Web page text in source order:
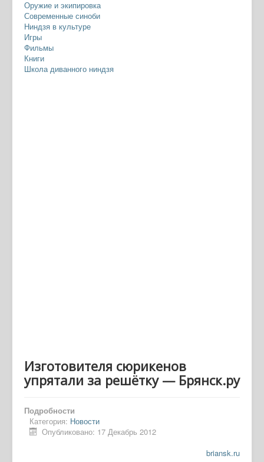
Оружие и экипировка
Современные синоби
Ниндзя в культуре
Игры
Фильмы
Книги
Школа диванного ниндзя
Изготовителя сюрикенов
упрятали за решётку — Брянск.ру
Подробности
Категория: Новости
Опубликовано: 17 Декабрь 2012
briansk.ru